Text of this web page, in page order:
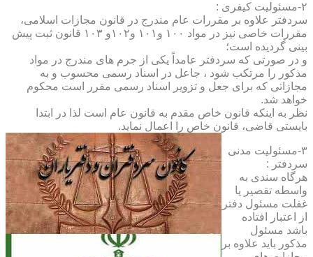
۲-مسئولیت کیفری :
سردفتر علاوه بر مقررات عام مندرج در قانون مجازات اسلامی،
مقررات خاصی نیز در مواد ۱۰۰ و۱۰۱ و۱۰۲و ۱۰۳ قانون ثبت پیش
بینی گردیده است؛
و در صورتی که سردفتر عامداً یکی از جرم های مندرج در مواد
مذکور را مرتکب شود ، جاعل در اسناد رسمی محسوب و به
مجازاتی که برای جعل و تزویر اسناد رسمی مقرر است محکوم
خواهد شد.
نظر به اینکه قانون خاص مقدم به قانون عام است لذا در ابتدا
بایستی قاضی، قانون خاص را اعمال نماید.
۳-مسئولیت مدنی
سردفتر :
هرگاه سندی به
واسطه تقصیر یا
غفلت مسئول دفتر
از اعتبار افتاده
باشد مسئول
مذکور باید علاوه بر